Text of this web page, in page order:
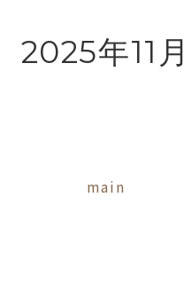
2025年11月
main